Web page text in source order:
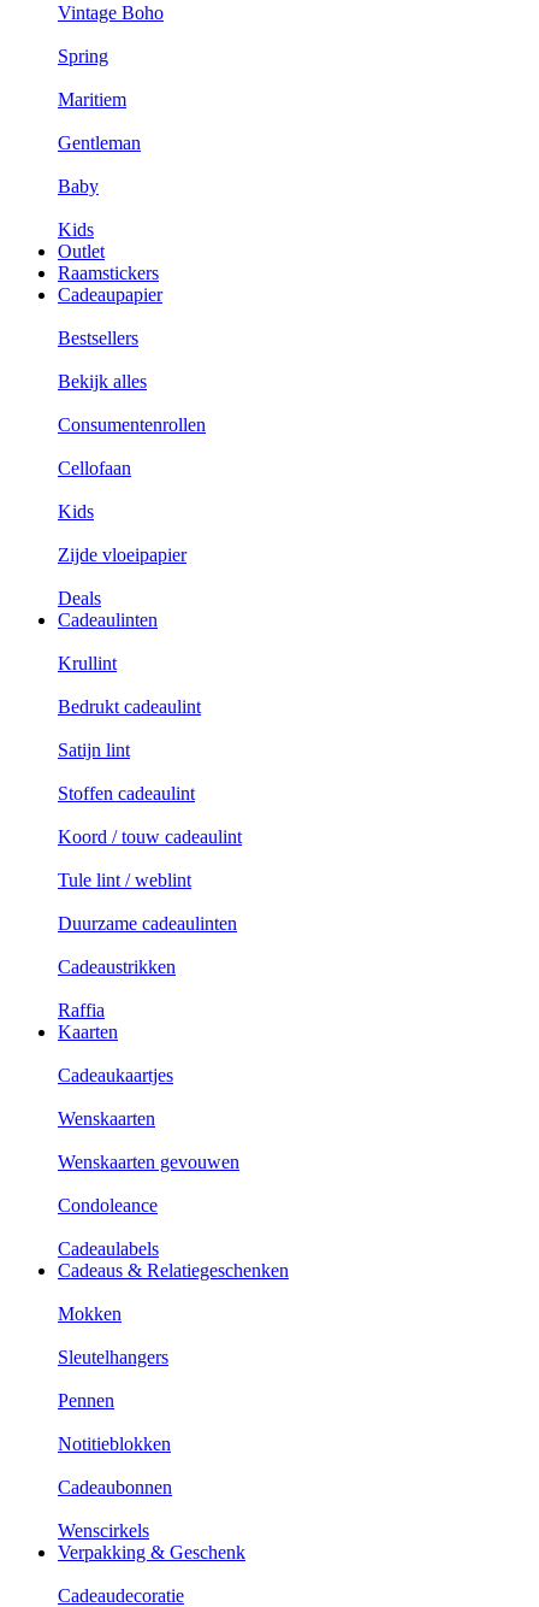
Vintage Boho
Spring
Maritiem
Gentleman
Baby
Kids
Outlet
Raamstickers
Cadeaupapier
Bestsellers
Bekijk alles
Consumentenrollen
Cellofaan
Kids
Zijde vloeipapier
Deals
Cadeaulinten
Krullint
Bedrukt cadeaulint
Satijn lint
Stoffen cadeaulint
Koord / touw cadeaulint
Tule lint / weblint
Duurzame cadeaulinten
Cadeaustrikken
Raffia
Kaarten
Cadeaukaartjes
Wenskaarten
Wenskaarten gevouwen
Condoleance
Cadeaulabels
Cadeaus & Relatiegeschenken
Mokken
Sleutelhangers
Pennen
Notitieblokken
Cadeaubonnen
Wenscirkels
Verpakking & Geschenk
Cadeaudecoratie